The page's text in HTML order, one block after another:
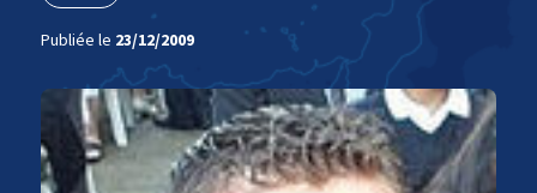
Publiée le 23/12/2009